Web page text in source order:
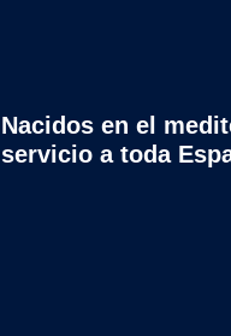
Nacidos en el
servicio a toda